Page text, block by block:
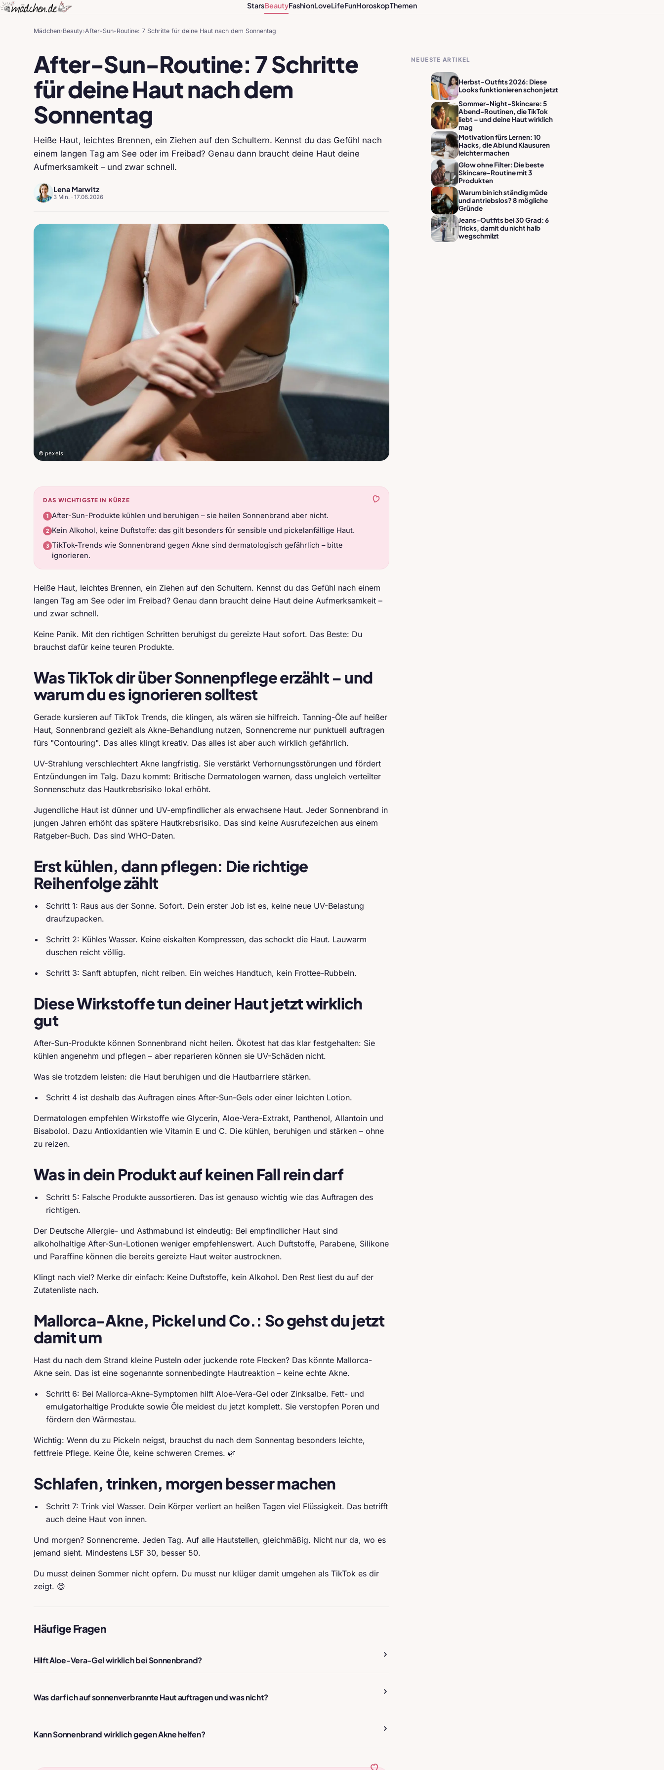
StarsBeautyFashionLoveLifeFunHoroskopThemen
Mädchen›Beauty›After-Sun-Routine: 7 Schritte für deine Haut nach dem Sonnentag
After-Sun-Routine: 7 Schritte
für deine Haut nach dem
Sonnentag
Heiße Haut, leichtes Brennen, ein Ziehen auf den Schultern. Kennst du das Gefühl nach
einem langen Tag am See oder im Freibad? Genau dann braucht deine Haut deine
Aufmerksamkeit – und zwar schnell.
Lena Marwitz
3 Min. · 17.06.2026
© pexels
DAS WICHTIGSTE IN KÜRZE
After-Sun-Produkte kühlen und beruhigen – sie heilen Sonnenbrand aber nicht.
Kein Alkohol, keine Duftstoffe: das gilt besonders für sensible und pickelanfällige Haut.
TikTok-Trends wie Sonnenbrand gegen Akne sind dermatologisch gefährlich – bitte
ignorieren.
Heiße Haut, leichtes Brennen, ein Ziehen auf den Schultern. Kennst du das Gefühl nach einem
langen Tag am See oder im Freibad? Genau dann braucht deine Haut deine Aufmerksamkeit –
und zwar schnell.
Keine Panik. Mit den richtigen Schritten beruhigst du gereizte Haut sofort. Das Beste: Du
brauchst dafür keine teuren Produkte.
Was TikTok dir über Sonnenpflege erzählt – und
warum du es ignorieren solltest
Gerade kursieren auf TikTok Trends, die klingen, als wären sie hilfreich. Tanning-Öle auf heißer
Haut, Sonnenbrand gezielt als Akne-Behandlung nutzen, Sonnencreme nur punktuell auftragen
fürs "Contouring". Das alles klingt kreativ. Das alles ist aber auch wirklich gefährlich.
UV-Strahlung verschlechtert Akne langfristig. Sie verstärkt Verhornungsstörungen und fördert
Entzündungen im Talg. Dazu kommt: Britische Dermatologen warnen, dass ungleich verteilter
Sonnenschutz das Hautkrebsrisiko lokal erhöht.
Jugendliche Haut ist dünner und UV-empfindlicher als erwachsene Haut. Jeder Sonnenbrand in
jungen Jahren erhöht das spätere Hautkrebsrisiko. Das sind keine Ausrufezeichen aus einem
Ratgeber-Buch. Das sind WHO-Daten.
Erst kühlen, dann pflegen: Die richtige
Reihenfolge zählt
Schritt 1: Raus aus der Sonne. Sofort. Dein erster Job ist es, keine neue UV-Belastung
draufzupacken.
Schritt 2: Kühles Wasser. Keine eiskalten Kompressen, das schockt die Haut. Lauwarm
duschen reicht völlig.
Schritt 3: Sanft abtupfen, nicht reiben. Ein weiches Handtuch, kein Frottee-Rubbeln.
Diese Wirkstoffe tun deiner Haut jetzt wirklich
gut
After-Sun-Produkte können Sonnenbrand nicht heilen. Ökotest hat das klar festgehalten: Sie
kühlen angenehm und pflegen – aber reparieren können sie UV-Schäden nicht.
Was sie trotzdem leisten: die Haut beruhigen und die Hautbarriere stärken.
Schritt 4 ist deshalb das Auftragen eines After-Sun-Gels oder einer leichten Lotion.
Dermatologen empfehlen Wirkstoffe wie Glycerin, Aloe-Vera-Extrakt, Panthenol, Allantoin und
Bisabolol. Dazu Antioxidantien wie Vitamin E und C. Die kühlen, beruhigen und stärken – ohne
zu reizen.
Was in dein Produkt auf keinen Fall rein darf
Schritt 5: Falsche Produkte aussortieren. Das ist genauso wichtig wie das Auftragen des
richtigen.
Der Deutsche Allergie- und Asthmabund ist eindeutig: Bei empfindlicher Haut sind
alkoholhaltige After-Sun-Lotionen weniger empfehlenswert. Auch Duftstoffe, Parabene, Silikone
und Paraffine können die bereits gereizte Haut weiter austrocknen.
Klingt nach viel? Merke dir einfach: Keine Duftstoffe, kein Alkohol. Den Rest liest du auf der
Zutatenliste nach.
Mallorca-Akne, Pickel und Co.: So gehst du jetzt
damit um
Hast du nach dem Strand kleine Pusteln oder juckende rote Flecken? Das könnte Mallorca-
Akne sein. Das ist eine sogenannte sonnenbedingte Hautreaktion – keine echte Akne.
Schritt 6: Bei Mallorca-Akne-Symptomen hilft Aloe-Vera-Gel oder Zinksalbe. Fett- und
emulgatorhaltige Produkte sowie Öle meidest du jetzt komplett. Sie verstopfen Poren und
fördern den Wärmestau.
Wichtig: Wenn du zu Pickeln neigst, brauchst du nach dem Sonnentag besonders leichte,
fettfreie Pflege. Keine Öle, keine schweren Cremes. 🌿
Schlafen, trinken, morgen besser machen
Schritt 7: Trink viel Wasser. Dein Körper verliert an heißen Tagen viel Flüssigkeit. Das betrifft
auch deine Haut von innen.
Und morgen? Sonnencreme. Jeden Tag. Auf alle Hautstellen, gleichmäßig. Nicht nur da, wo es
jemand sieht. Mindestens LSF 30, besser 50.
Du musst deinen Sommer nicht opfern. Du musst nur klüger damit umgehen als TikTok es dir
zeigt. 😊
Häufige Fragen
Hilft Aloe-Vera-Gel wirklich bei Sonnenbrand?
Was darf ich auf sonnenverbrannte Haut auftragen und was nicht?
Kann Sonnenbrand wirklich gegen Akne helfen?
NEUESTE ARTIKEL
Herbst-Outfits 2026: Diese
Looks funktionieren schon jetzt
Sommer-Night-Skincare: 5
Abend-Routinen, die TikTok
liebt – und deine Haut wirklich
mag
Motivation fürs Lernen: 10
Hacks, die Abi und Klausuren
leichter machen
Glow ohne Filter: Die beste
Skincare-Routine mit 3
Produkten
Warum bin ich ständig müde
und antriebslos? 8 mögliche
Gründe
Jeans-Outfits bei 30 Grad: 6
Tricks, damit du nicht halb
wegschmilzt